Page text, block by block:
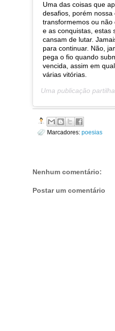
Uma das coisas que
desafios, porém
transformemos ou não
e as conquistas, estas
cansam de lutar.
para continuar. Não,
pega o fio quando
vencida, assim em
várias vitórias.
Uma publicação
Marcadores: poesias
Nenhum comentário:
Postar um comentário